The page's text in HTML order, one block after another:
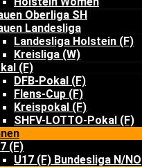
Oberliga SH
Landesliga
Landesliga Holstein (F)
Kreisliga (W)
(F)
DFB-Pokal (F)
Flens-Cup (F)
Kreispokal (F)
SHFV-LOTTO-Pokal (F)
(F)
U17 (F) Bundesliga N/NO